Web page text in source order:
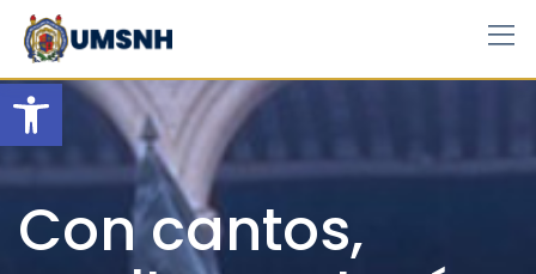
Open toolbar
Skip
content
Con cantos,